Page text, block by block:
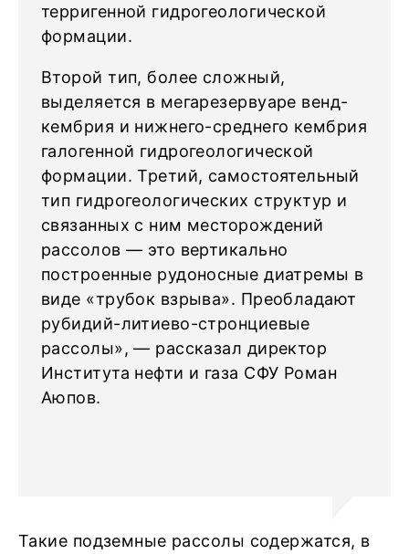
терригенной гидрогеологической
формации.
Второй тип, более сложный,
выделяется в мегарезервуаре венд-
кембрия и нижнего-среднего кембрия
галогенной гидрогеологической
формации. Третий, самостоятельный
тип гидрогеологических структур и
связанных с ним месторождений
рассолов — это вертикально
построенные рудоносные диатремы в
виде «трубок взрыва». Преобладают
рубидий-литиево-стронциевые
рассолы», — рассказал директор
Института нефти и газа СФУ Роман
Аюпов.
Такие подземные рассолы содержатся, в